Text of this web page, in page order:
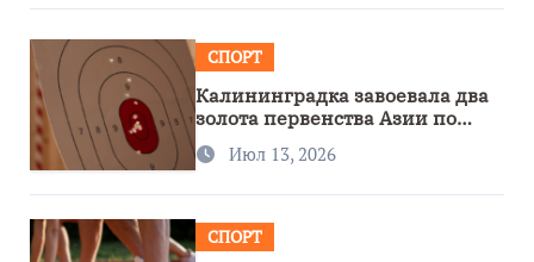
СПОРТ
Калининградка завоевала два
золота первенства Азии по
метанию ножа
Июл 13, 2026
СПОРТ